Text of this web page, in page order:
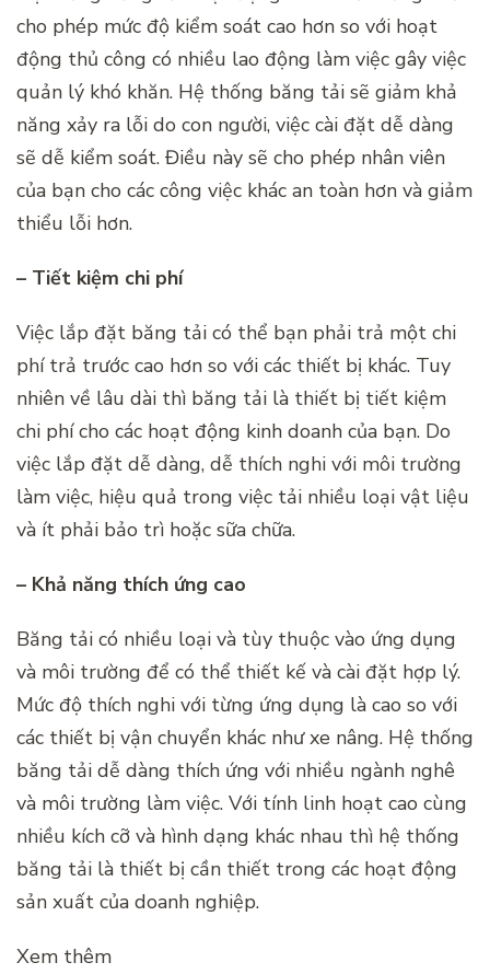
cho phép mức độ kiểm soát cao hơn so với hoạt
động thủ công có nhiều lao động làm việc gây việc
quản lý khó khăn. Hệ thống băng tải sẽ giảm khả
năng xảy ra lỗi do con người, việc cài đặt dễ dàng
sẽ dễ kiểm soát. Điều này sẽ cho phép nhân viên
của bạn cho các công việc khác an toàn hơn và giảm
thiểu lỗi hơn.
– Tiết kiệm chi phí
Việc lắp đặt băng tải có thể bạn phải trả một chi
phí trả trước cao hơn so với các thiết bị khác. Tuy
nhiên về lâu dài thì băng tải là thiết bị tiết kiệm
chi phí cho các hoạt động kinh doanh của bạn. Do
việc lắp đặt dễ dàng, dễ thích nghi với môi trường
làm việc, hiệu quả trong việc tải nhiều loại vật liệu
và ít phải bảo trì hoặc sữa chữa.
– Khả năng thích ứng cao
Băng tải có nhiều loại và tùy thuộc vào ứng dụng
và môi trường để có thể thiết kế và cài đặt hợp lý.
Mức độ thích nghi với từng ứng dụng là cao so với
các thiết bị vận chuyển khác như xe nâng. Hệ thống
băng tải dễ dàng thích ứng với nhiều ngành nghê
và môi trường làm việc. Với tính linh hoạt cao cùng
nhiều kích cỡ và hình dạng khác nhau thì hệ thống
băng tải là thiết bị cần thiết trong các hoạt động
sản xuất của doanh nghiệp.
Xem thêm